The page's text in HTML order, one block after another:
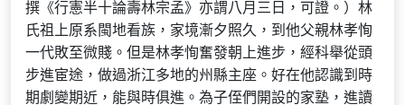
撰《行憲半十論壽林宗孟》亦謂八月三日，可證。）林
氏祖上原系閩地看族，家境漸夕照久，到他父親林孝恂
一代敗至微賤。但是林孝恂奮發朝上進步，經科舉從頭
步進宦途，做過浙江多地的州縣主座。好在他認識到時
期劇變期近，能與時俱進。為子侄們開設的家塾，進讀